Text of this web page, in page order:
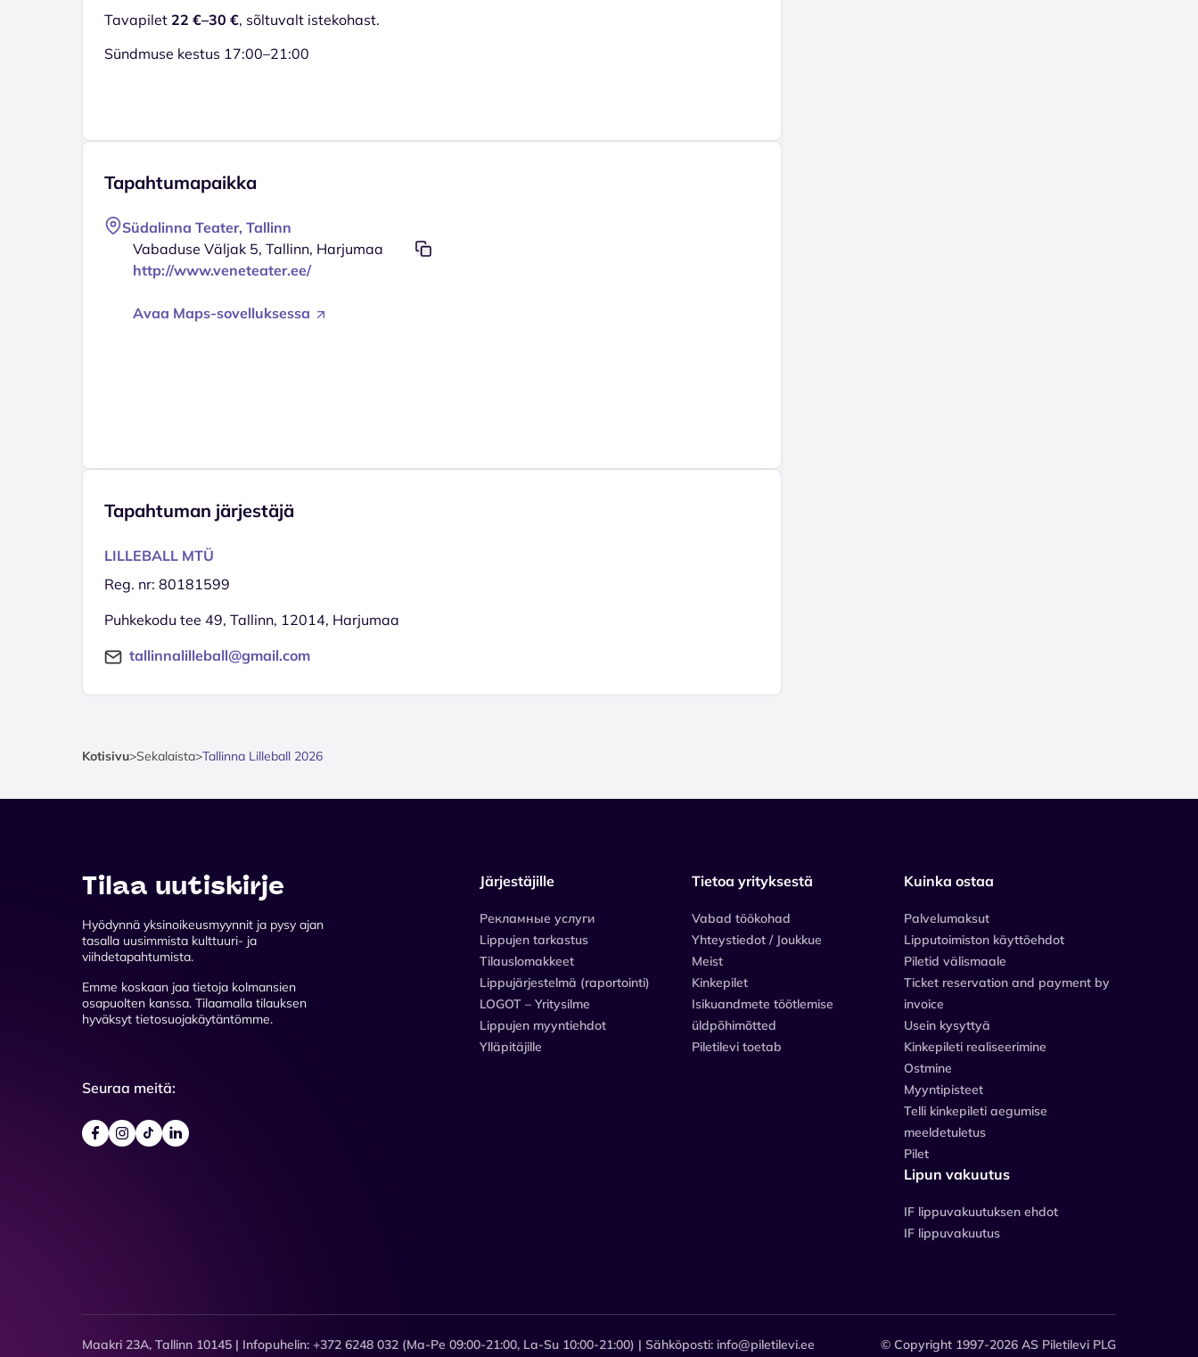
Tavapilet 22 €–30 €, sõltuvalt istekohast.
Sündmuse kestus 17:00–21:00
Tapahtumapaikka
Südalinna Teater, Tallinn
Vabaduse Väljak 5, Tallinn, Harjumaa
http://www.veneteater.ee/
Avaa Maps-sovelluksessa
Tapahtuman järjestäjä
LILLEBALL MTÜ
Reg. nr: 80181599
Puhkekodu tee 49, Tallinn, 12014, Harjumaa
tallinnalilleball@gmail.com
Kotisivu>Sekalaista>Tallinna Lilleball 2026
Tilaa uutiskirje
Hyödynnä yksinoikeusmyynnit ja pysy ajan
tasalla uusimmista kulttuuri- ja
viihdetapahtumista.
Emme koskaan jaa tietoja kolmansien
osapuolten kanssa. Tilaamalla tilauksen
hyväksyt tietosuojakäytäntömme.
Seuraa meitä:
Järjestäjille
Рекламные услуги
Lippujen tarkastus
Tilauslomakkeet
Lippujärjestelmä (raportointi)
LOGOT – Yritysilme
Lippujen myyntiehdot
Ylläpitäjille
Tietoa yrityksestä
Vabad töökohad
Yhteystiedot / Joukkue
Meist
Kinkepilet
Isikuandmete töötlemise
üldpõhimõtted
Piletilevi toetab
Kuinka ostaa
Palvelumaksut
Lipputoimiston käyttöehdot
Piletid välismaale
Ticket reservation and payment by
invoice
Usein kysyttyä
Kinkepileti realiseerimine
Ostmine
Myyntipisteet
Telli kinkepileti aegumise
meeldetuletus
Pilet
Lipun vakuutus
IF lippuvakuutuksen ehdot
IF lippuvakuutus
Maakri 23A, Tallinn 10145 | Infopuhelin: +372 6248 032 (Ma-Pe 09:00-21:00, La-Su 10:00-21:00) | Sähköposti: info@piletilevi.ee © Copyright 1997-2026 AS Piletilevi PLG